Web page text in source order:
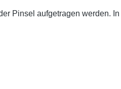
Pinsel aufgetragen werden.